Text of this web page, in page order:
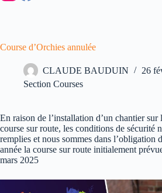
Course d’Orchies annulée
CLAUDE BAUDUIN
26
Section Courses
En raison de l’installation d’un chantier sur
course sur route, les conditions de sécurité
remplies et nous sommes dans l’obligation
année la course sur route initialement
mars 2025